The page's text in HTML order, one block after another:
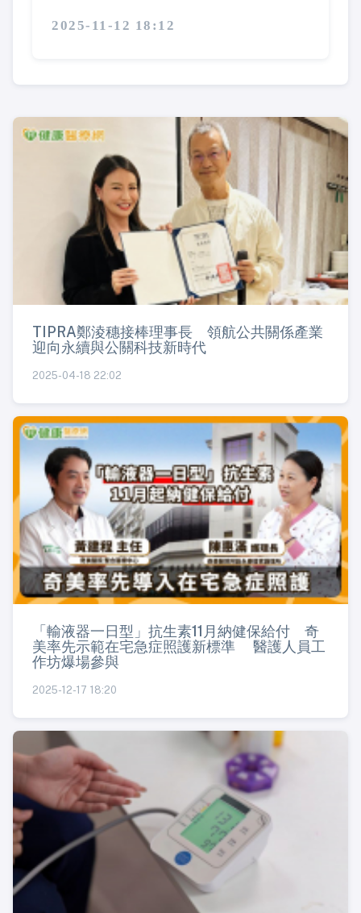
2025-11-12 18:12
TIPRA鄭淩穗接棒理事長 領航公共關係產業
迎向永續與公關科技新時代
2025-04-18 22:02
「輸液器一日型」抗生素11月納健保給付 奇
美率先示範在宅急症照護新標準 醫護人員工
作坊爆場參與
2025-12-17 18:20